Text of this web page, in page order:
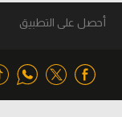
أحصل على التطبيق